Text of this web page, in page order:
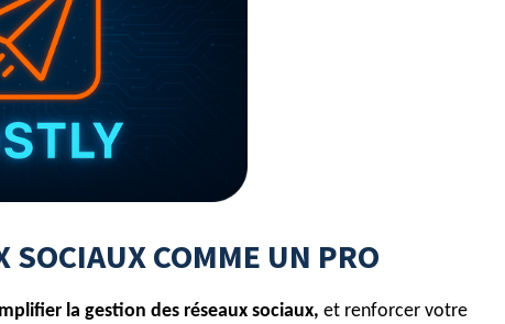
SOCIAUX COMME UN PRO
la gestion des réseaux sociaux, et renforcer votre